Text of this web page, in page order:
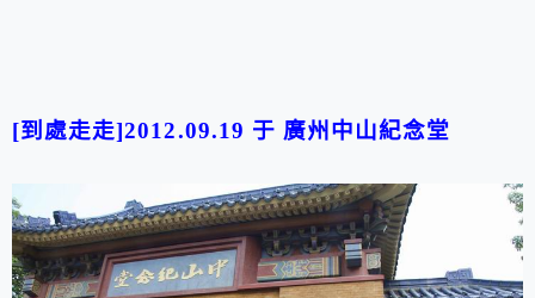
[到處走走]2012.09.19 于 廣州中山紀念堂